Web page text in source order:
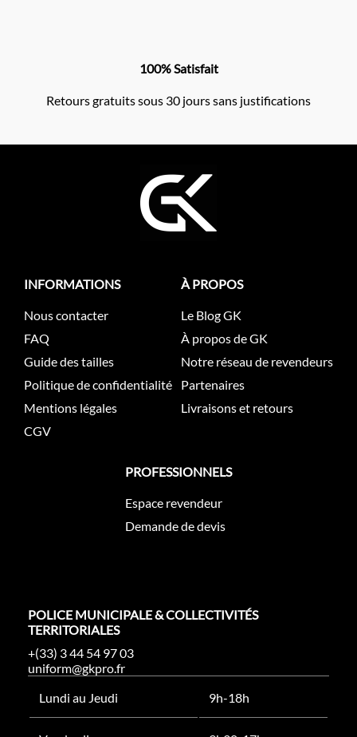
100% Satisfait
Retours gratuits sous 30 jours sans justifications
INFORMATIONS
Nous contacter
FAQ
Guide des tailles
Politique de confidentialité
Mentions légales
CGV
À PROPOS
Le Blog GK
À propos de GK
Notre réseau de revendeurs
Partenaires
Livraisons et retours
PROFESSIONNELS
Espace revendeur
Demande de devis
POLICE MUNICIPALE & COLLECTIVITÉS
TERRITORIALES
+(33) 3 44 54 97 03
uniform@gkpro.fr
Lundi au Jeudi
9h-18h